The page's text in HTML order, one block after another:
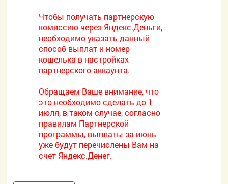
Чтобы получать партнерскую
комиссию через Яндекс.Деньги,
необходимо указать данный
способ выплат и номер
кошелька в настройках
партнерского аккаунта.
Обращаем Ваше внимание, что
это необходимо сделать до 1
июля, в таком случае, согласно
правилам Партнерской
программы, выплаты за июнь
уже будут перечислены Вам на
счет Яндекс.Денег.